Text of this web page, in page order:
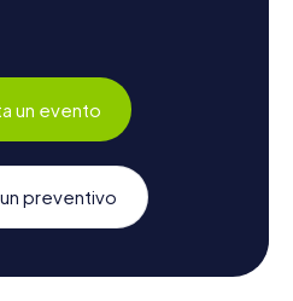
un evento
preventivo